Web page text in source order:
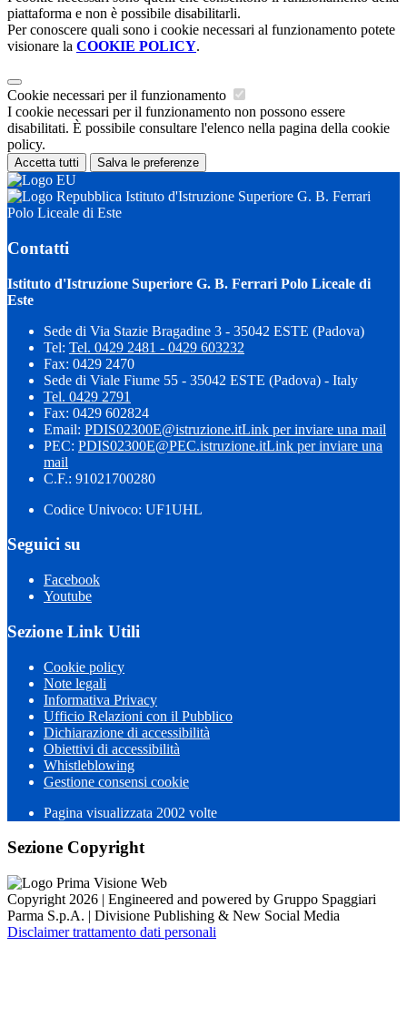
piattaforma e non è possibile disabilitarli.
Per conoscere quali sono i cookie necessari al funzionamento potete
visionare la COOKIE POLICY.
Cookie necessari per il funzionamento
I cookie necessari per il funzionamento non possono essere
disabilitati. È possibile consultare l'elenco nella pagina della cookie
policy.
Accetta tutti Salva le preferenze
Istituto d'Istruzione Superiore G. B. Ferrari
Polo Liceale di Este
Contatti
Istituto d'Istruzione Superiore G. B. Ferrari Polo Liceale di
Este
Sede di Via Stazie Bragadine 3 - 35042 ESTE (Padova)
Tel: Tel. 0429 2481 - 0429 603232
Fax: 0429 2470
Sede di Viale Fiume 55 - 35042 ESTE (Padova) - Italy
Tel. 0429 2791
Fax: 0429 602824
Email: PDIS02300E@istruzione.itLink per inviare una mail
PEC: PDIS02300E@PEC.istruzione.itLink per inviare una
mail
C.F.: 91021700280
Codice Univoco: UF1UHL
Seguici su
Facebook
Youtube
Sezione Link Utili
Cookie policy
Note legali
Informativa Privacy
Ufficio Relazioni con il Pubblico
Dichiarazione di accessibilità
Obiettivi di accessibilità
Whistleblowing
Gestione consensi cookie
Pagina visualizzata 2002 volte
Sezione Copyright
Copyright 2026 | Engineered and powered by Gruppo Spaggiari
Parma S.p.A. | Divisione Publishing & New Social Media
Disclaimer trattamento dati personali